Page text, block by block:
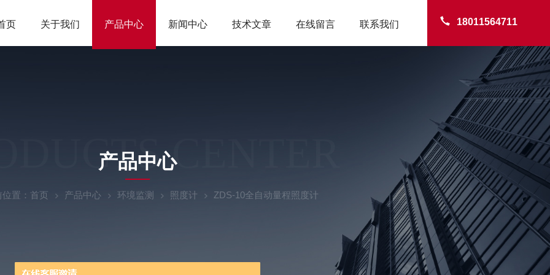
18011564711
页 关于我们 产品中心 新闻中心 技术文章 在线留言 联系我们
CENTER
产品中心
置： 首页 产品中心 环境监测 照度计 ZDS-10全自动量程照度计